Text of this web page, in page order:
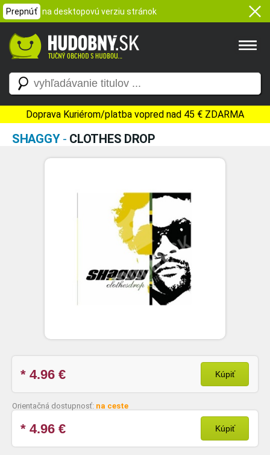
Prepnúť na desktopovú verziu stránok
Doprava Kuriérom/platba vopred nad 45 € ZDARMA
SHAGGY- CLOTHES DROP
* 4.96 € Kúpiť
Orientačná dostupnosť: na ceste
* 4.96 € Kúpiť